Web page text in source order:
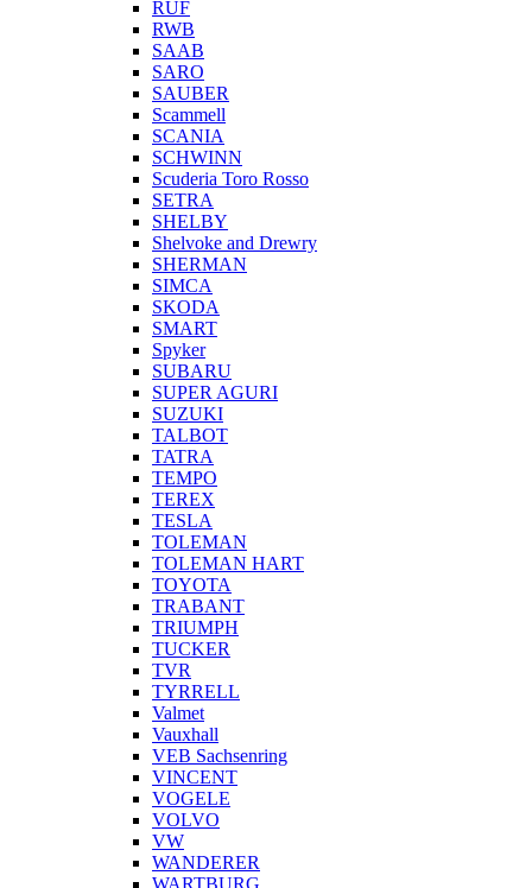
RUF
RWB
SAAB
SARO
SAUBER
Scammell
SCANIA
SCHWINN
Scuderia Toro Rosso
SETRA
SHELBY
Shelvoke and Drewry
SHERMAN
SIMCA
SKODA
SMART
Spyker
SUBARU
SUPER AGURI
SUZUKI
TALBOT
TATRA
TEMPO
TEREX
TESLA
TOLEMAN
TOLEMAN HART
TOYOTA
TRABANT
TRIUMPH
TUCKER
TVR
TYRRELL
Valmet
Vauxhall
VEB Sachsenring
VINCENT
VOGELE
VOLVO
VW
WANDERER